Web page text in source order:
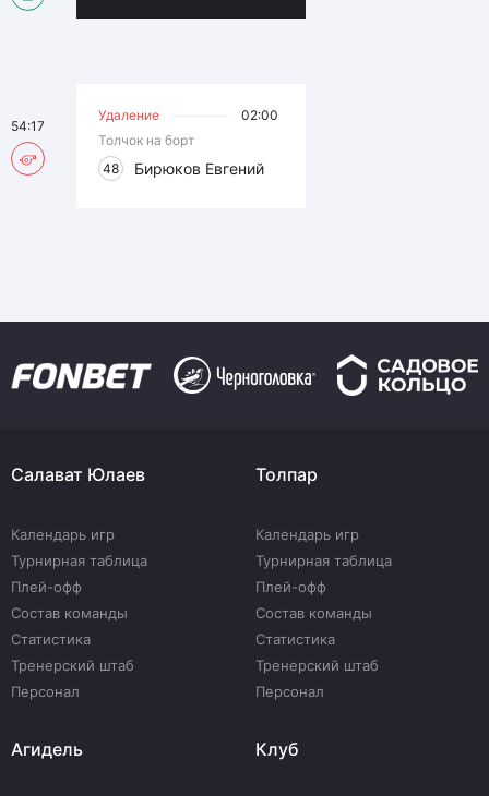
Удаление
02:00
Толчок на борт
48
Бирюков Евгений
54:17
Салават Юлаев
Календарь игр
Турнирная таблица
Плей-офф
Состав команды
Статистика
Тренерский штаб
Персонал
Толпар
Календарь игр
Турнирная таблица
Плей-офф
Состав команды
Статистика
Тренерский штаб
Персонал
Агидель Клуб